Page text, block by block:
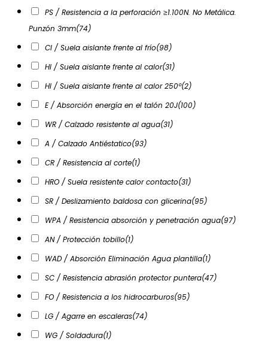
PS / Resistencia a la perforación ≥1.100N. No Metálica.
Punzón 3mm(74)
CI / Suela aislante frente al frío(98)
HI / Suela aislante frente al calor(31)
HI / Suela aislante frente al calor 250º(2)
E / Absorción energía en el talón 20J(100)
WR / Calzado resistente al agua(31)
A / Calzado Antiéstatico(93)
CR / Resistencia al corte(1)
HRO / Suela resistente calor contacto(31)
SR / Deslizamiento baldosa con glicerina(95)
WPA / Resistencia absorción y penetración agua(97)
AN / Protección tobillo(1)
WAD / Absorción Eliminación Agua plantilla(1)
SC / Resistencia abrasión protector puntera(47)
FO / Resistencia a los hidrocarburos(95)
LG / Agarre en escaleras(74)
WG / Soldadura(1)